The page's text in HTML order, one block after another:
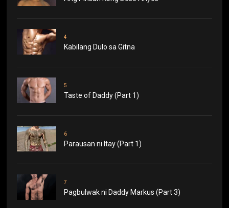
4
Kabilang Dulo sa Gitna
5
Taste of Daddy (Part 1)
6
Parausan ni Itay (Part 1)
7
Pagbulwak ni Daddy Markus (Part 3)